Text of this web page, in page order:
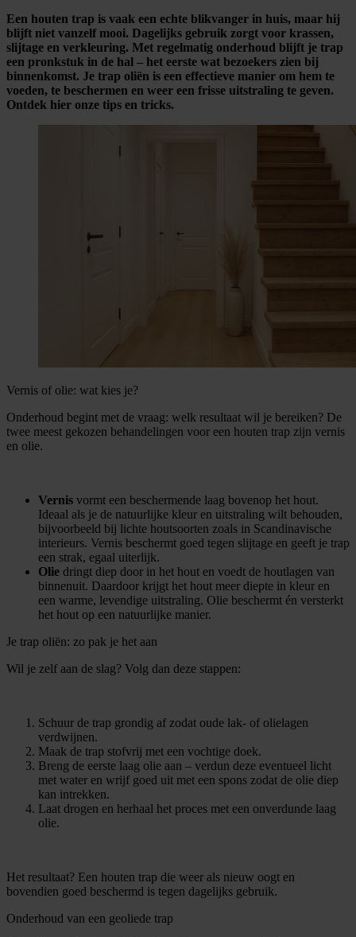
Een houten trap is vaak een echte blikvanger in huis, maar hij
blijft niet vanzelf mooi. Dagelijks gebruik zorgt voor krassen,
slijtage en verkleuring. Met regelmatig onderhoud blijft je trap
een pronkstuk in de hal – het eerste wat bezoekers zien bij
binnenkomst. Je trap oliën is een effectieve manier om hem te
voeden, te beschermen en weer een frisse uitstraling te geven.
Ontdek hier onze tips en tricks.
Vernis of olie: wat kies je?
Onderhoud begint met de vraag: welk resultaat wil je bereiken? De
twee meest gekozen behandelingen voor een houten trap zijn vernis
en olie.
Vernis vormt een beschermende laag bovenop het hout.
Ideaal als je de natuurlijke kleur en uitstraling wilt behouden,
bijvoorbeeld bij lichte houtsoorten zoals in Scandinavische
interieurs. Vernis beschermt goed tegen slijtage en geeft je trap
een strak, egaal uiterlijk.
Olie dringt diep door in het hout en voedt de houtlagen van
binnenuit. Daardoor krijgt het hout meer diepte in kleur en
een warme, levendige uitstraling. Olie beschermt én versterkt
het hout op een natuurlijke manier.
Je trap oliën: zo pak je het aan
Wil je zelf aan de slag? Volg dan deze stappen:
Schuur de trap grondig af zodat oude lak- of olielagen
verdwijnen.
Maak de trap stofvrij met een vochtige doek.
Breng de eerste laag olie aan – verdun deze eventueel licht
met water en wrijf goed uit met een spons zodat de olie diep
kan intrekken.
Laat drogen en herhaal het proces met een onverdunde laag
olie.
Het resultaat? Een houten trap die weer als nieuw oogt en
bovendien goed beschermd is tegen dagelijks gebruik.
Onderhoud van een geoliede trap